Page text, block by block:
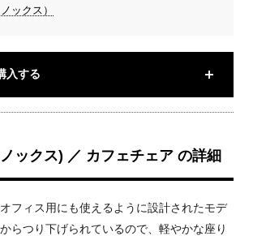
ックス）
入する
ックス) ／ カフェチェア の詳細
フィス用にも使えるように設計されたモデ
らつり下げられているので、軽やかな座り